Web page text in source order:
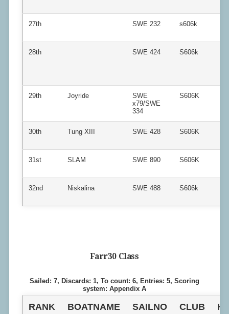
27th SWE 232 s606k
28th SWE 424 S606k
29th Joyride
SWE
x79/SWE
334
S606K
30th Tung XIII SWE 428 S606K
31st SLAM SWE 890 S606K
32nd Niskalina SWE 488 S606k
Farr30 Class
Sailed: 7, Discards: 1, To count: 6, Entries: 5, Scoring
system: Appendix A
RANK BOATNAME SAILNO CLUB